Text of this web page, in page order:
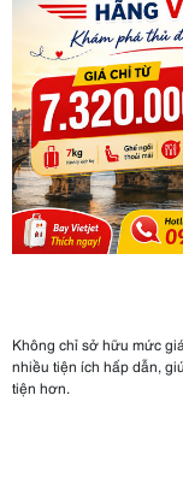
Không chỉ sở hữu mức
nhiều tiện ích hấp dẫn,
tiện hơn.